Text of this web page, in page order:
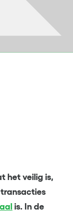
het veilig is,
transacties
is. In de